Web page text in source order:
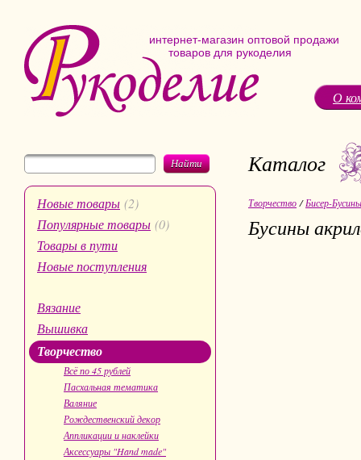
интернет-магазин оптовой продажи
товаров для рукоделия
О
Найти
Новые товары (2)
Популярные товары (0)
Товары в пути
Новые поступления
Вязание
Вышивка
Творчество
Всё по 45 рублей
Пасхальная тематика
Валяние
Рождественский декор
Аппликации и наклейки
Аксессуары "Hand made"
Каталог
Творчество /Бисер-Бусины
Бусины